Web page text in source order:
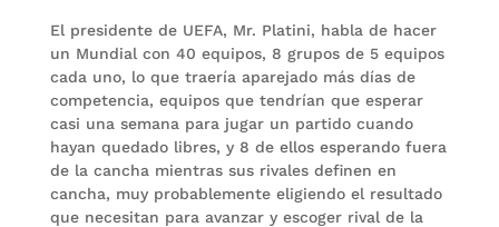
El presidente de UEFA, Mr. Platini, habla de hacer
un Mundial con 40 equipos, 8 grupos de 5 equipos
cada uno, lo que traería aparejado más días de
competencia, equipos que tendrían que esperar
casi una semana para jugar un partido cuando
hayan quedado libres, y 8 de ellos esperando fuera
de la cancha mientras sus rivales definen en
cancha, muy probablemente eligiendo el resultado
que necesitan para avanzar y escoger rival de la